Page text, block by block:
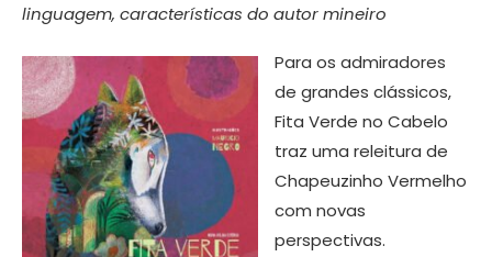
linguagem, características do autor mineiro
Para os admiradores
de grandes clássicos,
Fita Verde no Cabelo
traz uma releitura de
Chapeuzinho Vermelho
com novas
perspectivas.